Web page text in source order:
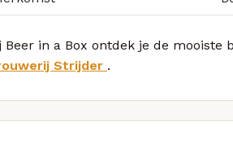
Beer in a Box ontdek je de mooiste
Strijder .